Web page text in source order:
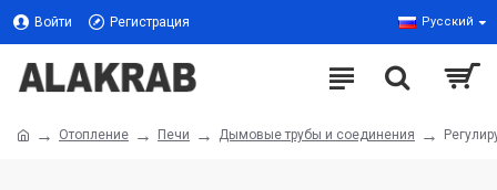
Войти Регистрация Русский
Отопление Печи Дымовые трубы и соединения